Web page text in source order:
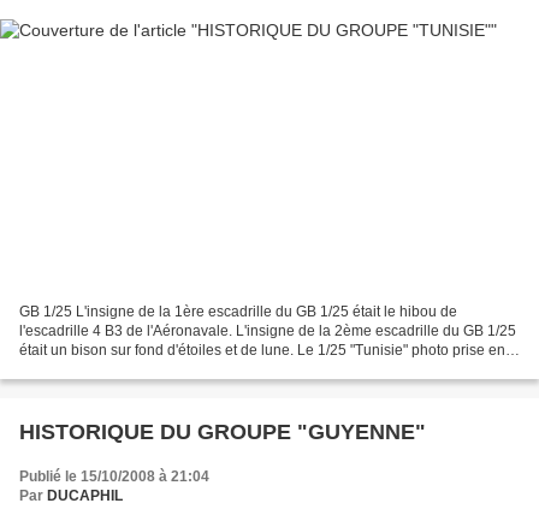
GB 1/25 L'insigne de la 1ère escadrille du GB 1/25 était le hibou de
l'escadrille 4 B3 de l'Aéronavale. L'insigne de la 2ème escadrille du GB 1/25
était un bison sur fond d'étoiles et de lune. Le 1/25 "Tunisie" photo prise en
HISTORIQUE DU GROUPE "GUYENNE"
Publié le 15/10/2008 à 21:04
Par DUCAPHIL